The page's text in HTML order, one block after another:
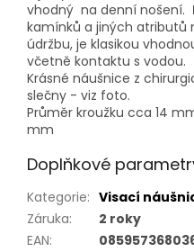
vhodný na denní nošení.
kamínků a jiných atributů
údržbu, je klasikou
včetně kontaktu s vodou.
Krásné náušnice z
slečny - viz foto.
Průměr kroužku cca 14
mm
Doplňkové
Kategorie: Visací
Záruka:
2 roky
EAN: